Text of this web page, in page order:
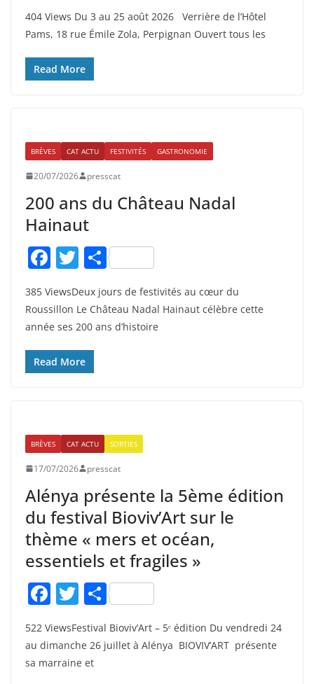
c
b
k
itt ta
404 Views Du 3 au 25 août 2026 Verrière de l’Hôtel
Pams, 18 rue Émile Zola, Perpignan Ouvert tous les
Read More
BRÈVES CAT ACTU FESTIVITÉS GASTRONOMIE
20/07/2026 presscat
200 ans du Château Nadal
Hainaut
F
c
e
b
o
T
itt
er
P
ta
g
385 ViewsDeux jours de festivités au cœur du
Roussillon Le Château Nadal Hainaut célèbre cette
année ses 200 ans d’histoire
Read More
BRÈVES CAT ACTU SORTIES
17/07/2026 presscat
Alénya présente la 5ème édition
du festival Bioviv’Art sur le
thème « mers et océan,
essentiels et fragiles »
F
c
e
T
itt
er
P
ta
522 ViewsFestival Bioviv’Art – 5ᵉ édition Du vendredi 24
au dimanche 26 juillet à Alénya BIOVIV’ART présente
sa marraine et